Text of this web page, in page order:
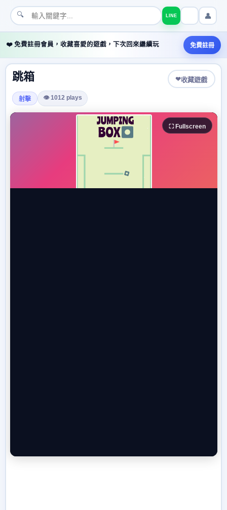
🔍 LINE 👤
❤️ 免費註冊會員，收藏喜愛的遊戲，下次回來繼續玩 免費註冊
跳箱 ❤收藏遊戲
射擊 👁 1012 plays
⛶ Fullscreen